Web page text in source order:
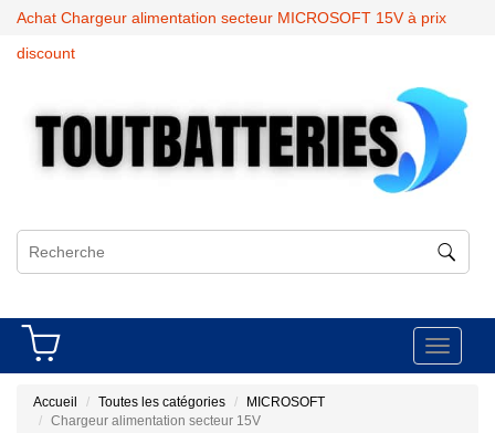
Achat Chargeur alimentation secteur MICROSOFT 15V à prix
discount
Toggle
Accueil Toutes les catégories
MICROSOFT
Chargeur alimentation secteur 15V